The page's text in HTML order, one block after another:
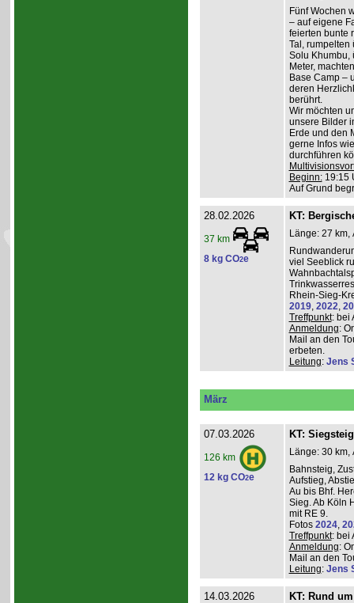
Fünf Wochen
– auf eigene
feierten bunte
Tal, rumpelten
Solu Khumbu,
Meter,
Base Camp –
deren
berührt.
Wir möchten
unsere Bilder
Erde und den
gerne Infos
durchführen
Beginn:19:15
Auf Grund
28.02.2026
37 km
8 kg CO2e
KT:
Länge: 27 km,
viel Seeblick
Rhein-Sieg-
2019, 2022,
Treffpunkt: bei
Anmeldung:
Mail an den
erbeten.
Leitung: Jens
März
07.03.2026
126 km
12 kg CO2e
KT: Siegsteig
Länge: 30 km,
Bahnsteig,
Aufstieg,
Au bis Bhf.
Sieg. Ab Köln
mit RE 9.
Fotos 2024,
Treffpunkt: bei
Anmeldung:
Mail an den
Leitung: Jens
14.03.2026 KT: Rund